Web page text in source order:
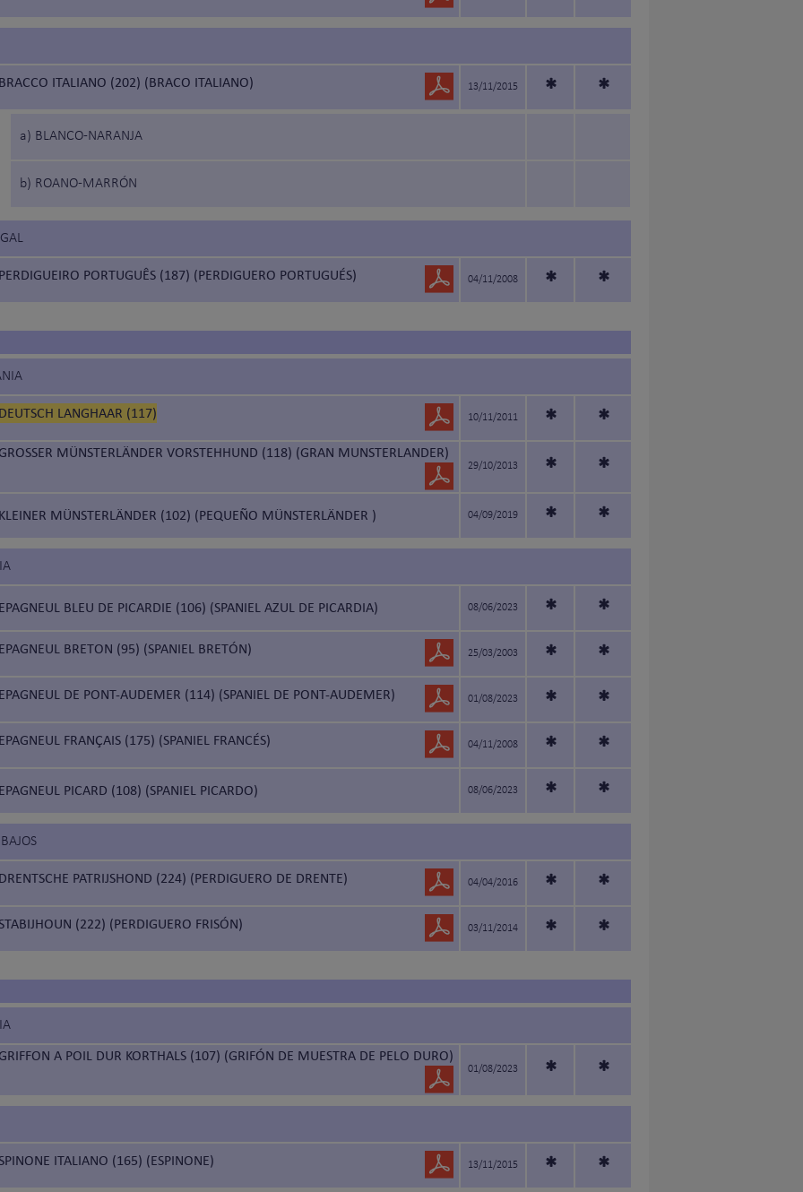
BRACCO ITALIANO (202) (BRACO ITALIANO) 13/11/2015 * *
a) BLANCO-NARANJA
b) ROANO-MARRÓN
PERDIGUEIRO PORTUGUÊS (187) (PERDIGUERO PORTUGUÉS) 04/11/2008 * *
DEUTSCH LANGHAAR (117) 10/11/2011 * *
GROSSER MÜNSTERLÄNDER VORSTEHHUND (118) (GRAN MUNSTERLANDER)
29/10/2013 * *
KLEINER MÜNSTERLÄNDER (102) (PEQUEÑO MÜNSTERLÄNDER ) 04/09/2019 * *
EPAGNEUL BLEU DE PICARDIE (106) (SPANIEL AZUL DE PICARDIA) 08/06/2023 * *
EPAGNEUL BRETON (95) (SPANIEL BRETÓN) 25/03/2003 * *
EPAGNEUL DE PONT-AUDEMER (114) (SPANIEL DE PONT-AUDEMER) 01/08/2023 * *
EPAGNEUL FRANÇAIS (175) (SPANIEL FRANCÉS) 04/11/2008 * *
EPAGNEUL PICARD (108) (SPANIEL PICARDO) 08/06/2023 * *
DRENTSCHE PATRIJSHOND (224) (PERDIGUERO DE DRENTE) 04/04/2016 * *
(222) (PERDIGUERO FRISÓN) 03/11/2014 * *
GRIFFON A POIL DUR KORTHALS (107) (GRIFÓN DE MUESTRA DE PELO DURO)
01/08/2023 * *
ITALIANO (165) (ESPINONE) 13/11/2015 * *